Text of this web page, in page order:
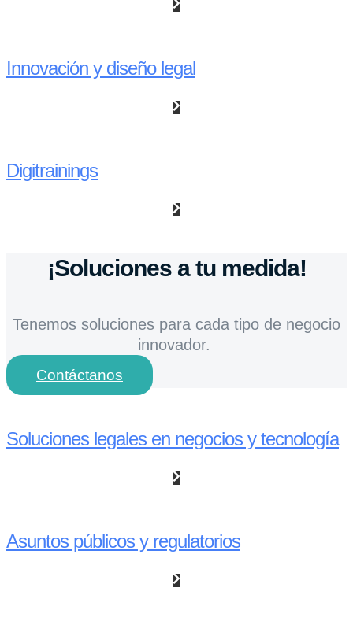
Innovación y diseño legal
Digitrainings
¡Soluciones a tu medida!
Tenemos soluciones para cada tipo de negocio
innovador.
Contáctanos
Soluciones legales en negocios y tecnología
Asuntos públicos y regulatorios